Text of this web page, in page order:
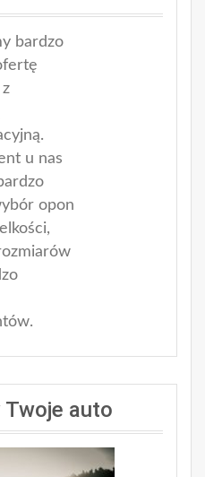
bardzo
u nas
opon
Twoje auto